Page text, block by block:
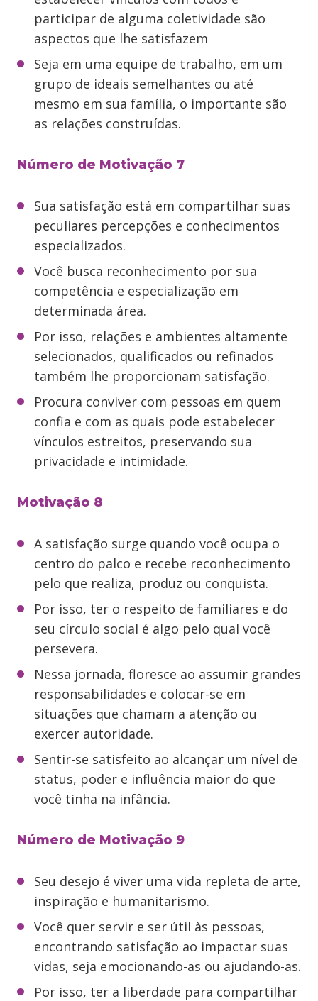
participar de alguma coletividade são
aspectos que lhe satisfazem
Seja em uma equipe de trabalho, em um
grupo de ideais semelhantes ou até
mesmo em sua família, o importante são
as relações construídas.
Número de Motivação 7
Sua satisfação está em compartilhar suas
peculiares percepções e conhecimentos
especializados.
Você busca reconhecimento por sua
competência e especialização em
determinada área.
Por isso, relações e ambientes altamente
selecionados, qualificados ou refinados
também lhe proporcionam satisfação.
Procura conviver com pessoas em quem
confia e com as quais pode estabelecer
vínculos estreitos, preservando sua
privacidade e intimidade.
Motivação 8
A satisfação surge quando você ocupa o
centro do palco e recebe reconhecimento
pelo que realiza, produz ou conquista.
Por isso, ter o respeito de familiares e do
seu círculo social é algo pelo qual você
persevera.
Nessa jornada, floresce ao assumir grandes
responsabilidades e colocar-se em
situações que chamam a atenção ou
exercer autoridade.
Sentir-se satisfeito ao alcançar um nível de
status, poder e influência maior do que
você tinha na infância.
Número de Motivação 9
Seu desejo é viver uma vida repleta de arte,
inspiração e humanitarismo.
Você quer servir e ser útil às pessoas,
encontrando satisfação ao impactar suas
vidas, seja emocionando-as ou ajudando-as.
Por isso, ter a liberdade para compartilhar